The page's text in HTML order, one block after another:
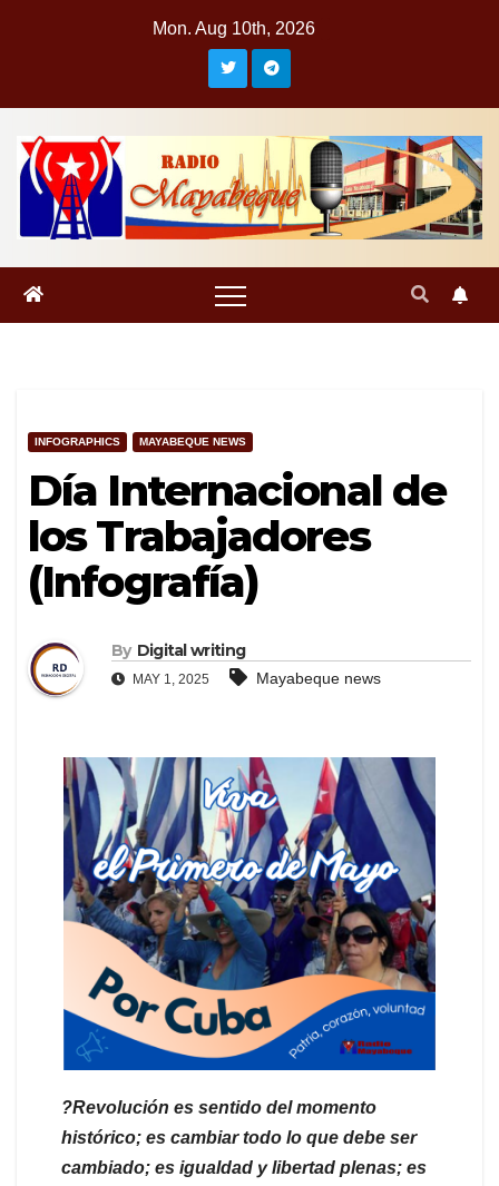
Mon. Aug 10th, 2026
INFOGRAPHICS MAYABEQUE NEWS
Día Internacional de
los Trabajadores
(Infografía)
By Digital writing
MAY 1, 2025 Mayabeque news
?Revolución es sentido del momento
histórico; es cambiar todo lo que debe ser
cambiado; es igualdad y libertad plenas; es